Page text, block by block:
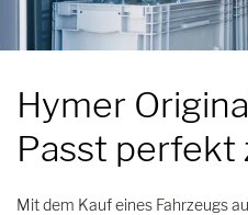
Hymer
Passt perfekt
Mit dem Kauf eines Fahrzeugs